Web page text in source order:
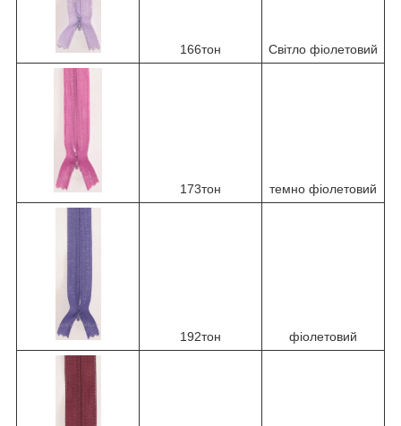
166тон Світло фіолетовий
173тон темно фіолетовий
192тон фіолетовий